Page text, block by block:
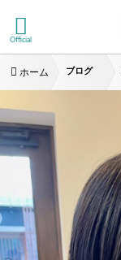
Official
ホーム ブログ